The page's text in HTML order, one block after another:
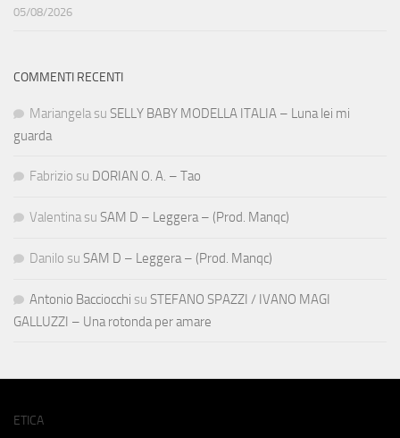
05/08/2026
COMMENTI RECENTI
Mariangela su SELLY BABY MODELLA ITALIA – Luna lei mi
guarda
Fabrizio su DORIAN O. A. – Tao
Valentina su SAM D – Leggera – (Prod. Manqc)
Danilo su SAM D – Leggera – (Prod. Manqc)
Antonio Bacciocchi su STEFANO SPAZZI / IVANO MAGI
GALLUZZI – Una rotonda per amare
ETICA